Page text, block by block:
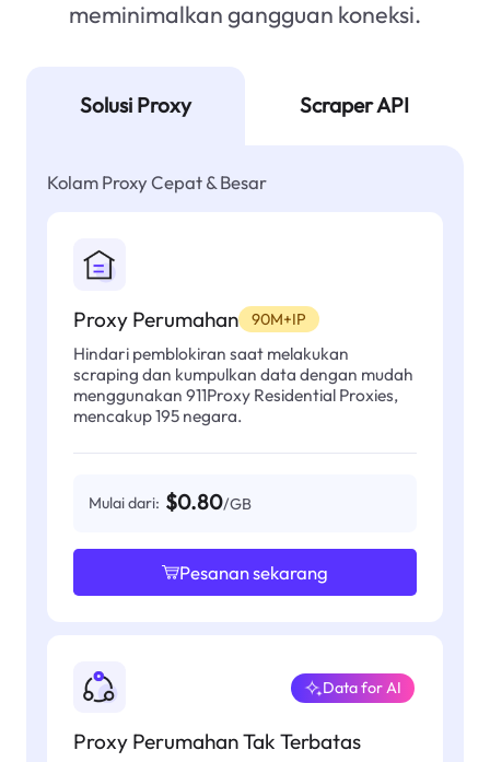
meminimalkan gangguan koneksi.
Solusi Proxy Scraper API
Kolam Proxy Cepat & Besar
Proxy Perumahan 90M+IP
Hindari pemblokiran saat melakukan
scraping dan kumpulkan data dengan mudah
menggunakan 911Proxy Residential Proxies,
mencakup 195 negara.
Mulai dari: $0.80/GB
Pesanan sekarang
Proxy Perumahan Tak Terbatas
Data for AI